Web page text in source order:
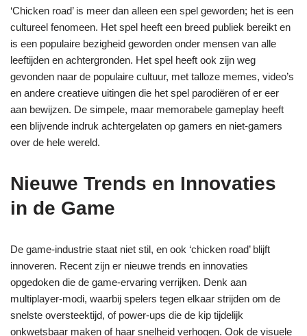
‘Chicken road’ is meer dan alleen een spel geworden; het is een
cultureel fenomeen. Het spel heeft een breed publiek bereikt en
is een populaire bezigheid geworden onder mensen van alle
leeftijden en achtergronden. Het spel heeft ook zijn weg
gevonden naar de populaire cultuur, met talloze memes, video’s
en andere creatieve uitingen die het spel parodiëren of er eer
aan bewijzen. De simpele, maar memorabele gameplay heeft
een blijvende indruk achtergelaten op gamers en niet-gamers
over de hele wereld.
Nieuwe Trends en Innovaties
in de Game
De game-industrie staat niet stil, en ook ‘chicken road’ blijft
innoveren. Recent zijn er nieuwe trends en innovaties
opgedoken die de game-ervaring verrijken. Denk aan
multiplayer-modi, waarbij spelers tegen elkaar strijden om de
snelste oversteektijd, of power-ups die de kip tijdelijk
onkwetsbaar maken of haar snelheid verhogen. Ook de visuele